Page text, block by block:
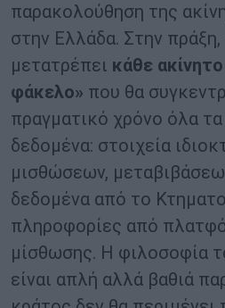
παρακολούθηση της
στην Ελλάδα. Στην
μετατρέπει κάθε
φάκελο» που θα
πραγματικό χρόνο όλα τα
δεδομένα: στοιχεία
μισθώσεων,
δεδομένα από το
πληροφορίες από
μίσθωσης. Η φιλοσοφία
είναι απλή αλλά βαθιά